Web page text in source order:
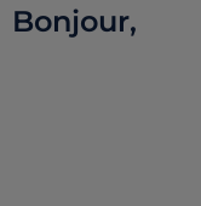
Bonjour,